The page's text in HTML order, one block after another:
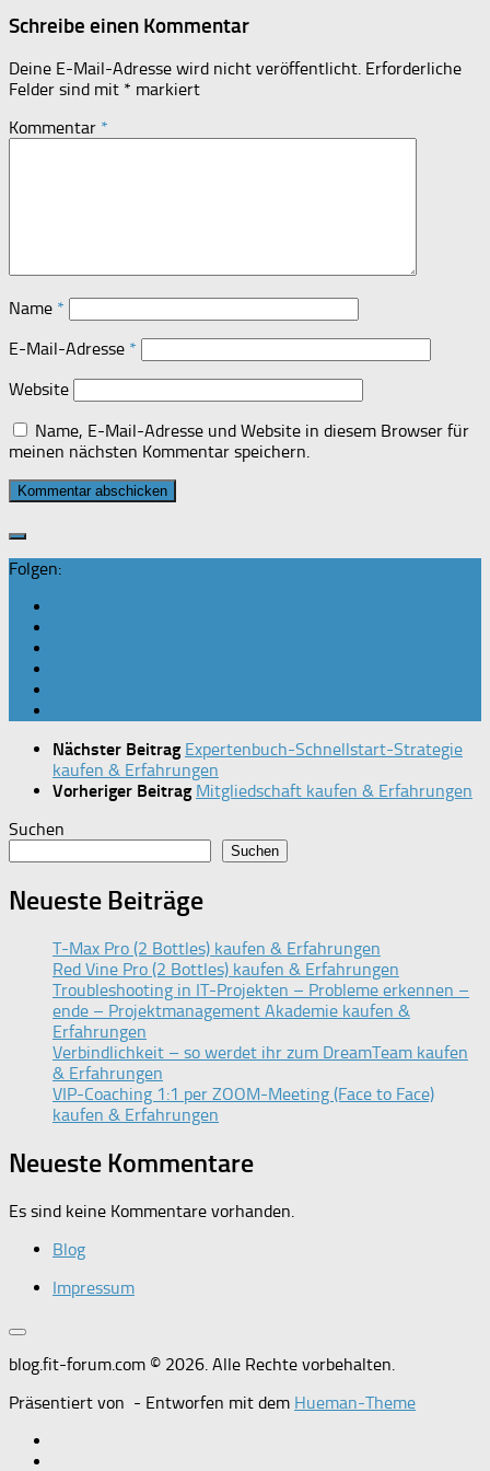
Schreibe einen Kommentar
Deine E-Mail-Adresse wird nicht veröffentlicht. Erforderliche
Felder sind mit * markiert
Kommentar *
Name *
E-Mail-Adresse *
Website
Name, E-Mail-Adresse und Website in diesem Browser für
meinen nächsten Kommentar speichern.
Folgen:
Nächster Beitrag Expertenbuch-Schnellstart-Strategie
kaufen & Erfahrungen
Vorheriger Beitrag Mitgliedschaft kaufen & Erfahrungen
Suchen
Suchen
Neueste Beiträge
T-Max Pro (2 Bottles) kaufen & Erfahrungen
Red Vine Pro (2 Bottles) kaufen & Erfahrungen
Troubleshooting in IT-Projekten – Probleme erkennen –
ende – Projektmanagement Akademie kaufen &
Erfahrungen
Verbindlichkeit – so werdet ihr zum DreamTeam kaufen
& Erfahrungen
VIP-Coaching 1:1 per ZOOM-Meeting (Face to Face)
kaufen & Erfahrungen
Neueste Kommentare
Es sind keine Kommentare vorhanden.
Blog
Impressum
blog.fit-forum.com © 2026. Alle Rechte vorbehalten.
Präsentiert von - Entworfen mit dem Hueman-Theme